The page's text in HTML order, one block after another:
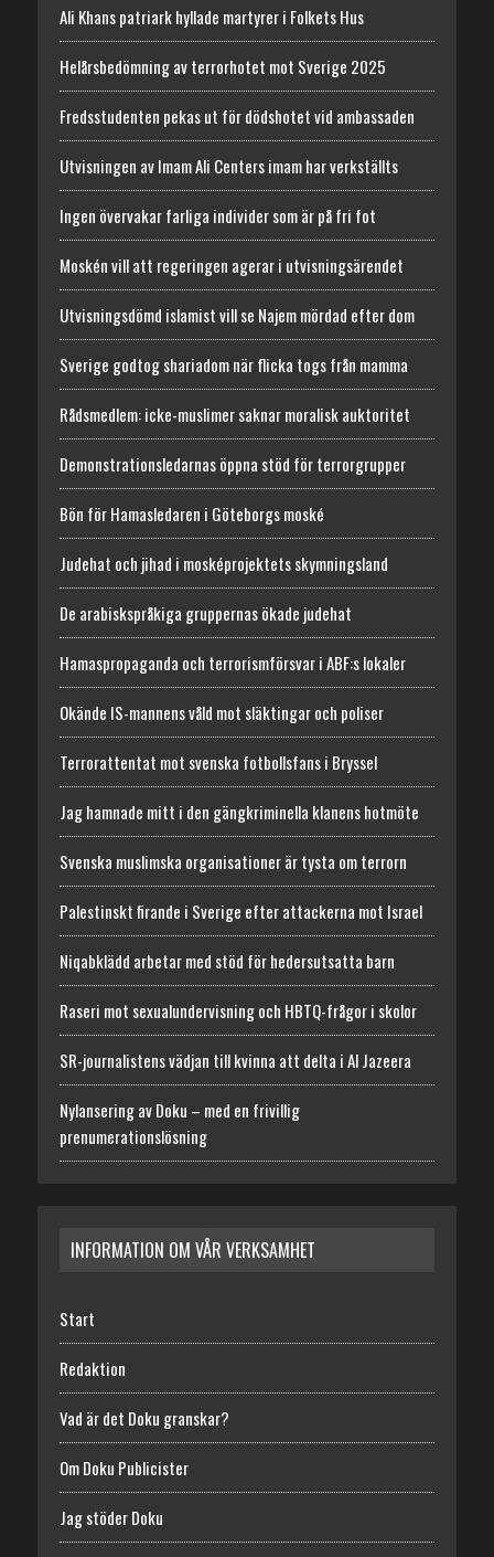
Ali Khans patriark hyllade martyrer i Folkets Hus
Helårsbedömning av terrorhotet mot Sverige 2025
Fredsstudenten pekas ut för dödshotet vid ambassaden
Utvisningen av Imam Ali Centers imam har verkställts
Ingen övervakar farliga individer som är på fri fot
Moskén vill att regeringen agerar i utvisningsärendet
Utvisningsdömd islamist vill se Najem mördad efter dom
Sverige godtog shariadom när flicka togs från mamma
Rådsmedlem: icke-muslimer saknar moralisk auktoritet
Demonstrationsledarnas öppna stöd för terrorgrupper
Bön för Hamasledaren i Göteborgs moské
Judehat och jihad i mosképrojektets skymningsland
De arabiskspråkiga gruppernas ökade judehat
Hamaspropaganda och terrorismförsvar i ABF:s lokaler
Okände IS-mannens våld mot släktingar och poliser
Terrorattentat mot svenska fotbollsfans i Bryssel
Jag hamnade mitt i den gängkriminella klanens hotmöte
Svenska muslimska organisationer är tysta om terrorn
Palestinskt firande i Sverige efter attackerna mot Israel
Niqabklädd arbetar med stöd för hedersutsatta barn
Raseri mot sexualundervisning och HBTQ-frågor i skolor
SR-journalistens vädjan till kvinna att delta i Al Jazeera
Nylansering av Doku – med en frivillig
prenumerationslösning
INFORMATION OM VÅR VERKSAMHET
Start
Redaktion
Vad är det Doku granskar?
Om Doku Publicister
Jag stöder Doku